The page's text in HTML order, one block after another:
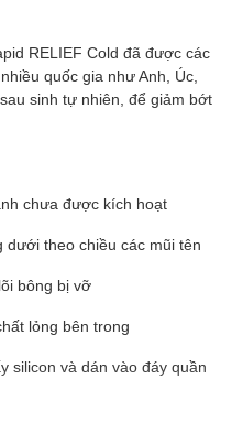
RELIEF Cold đã được các
quốc gia như Anh, Úc,
sinh tự nhiên, để giảm bớt
chưa được kích hoạt
dưới theo chiều các mũi tên
bông bị vỡ
lỏng bên trong
silicon và dán vào đáy quần